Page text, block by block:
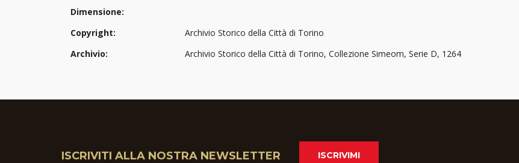
Dimensione:
Copyright:
Archivio Storico della Città di Torino
Archivio:
Archivio Storico della Città di Torino, Collezione Simeom, Serie D, 1264
ISCRIVITI ALLA NOSTRA NEWSLETTER ISCRIVIMI